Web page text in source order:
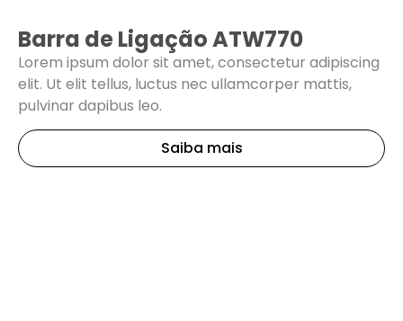
Barra de Ligação ATW770
Lorem ipsum dolor sit amet, consectetur adipiscing
elit. Ut elit tellus, luctus nec ullamcorper mattis,
pulvinar dapibus leo.
Saiba mais